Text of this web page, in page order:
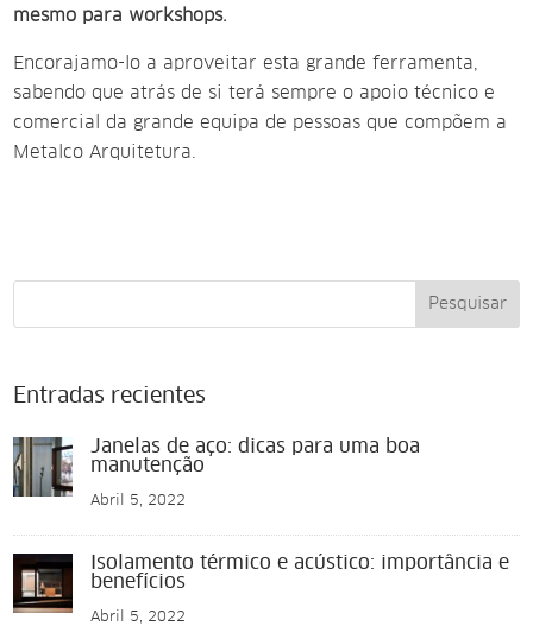
mesmo para workshops.
Encorajamo-lo a aproveitar esta grande ferramenta,
sabendo que atrás de si terá sempre o apoio técnico e
comercial da grande equipa de pessoas que compõem a
Metalco Arquitetura.
Pesquisar
Entradas recientes
Janelas de aço: dicas para uma boa
manutenção
Abril 5, 2022
Isolamento térmico e acústico: importância e
benefícios
Abril 5, 2022